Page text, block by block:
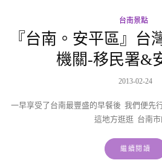
台南景點
『台南。安平區』台
機關-移民署&
2013-02-24
一早享受了台南最豐盛的早餐後 我們便先
這地方逛逛 台南
繼續閱讀